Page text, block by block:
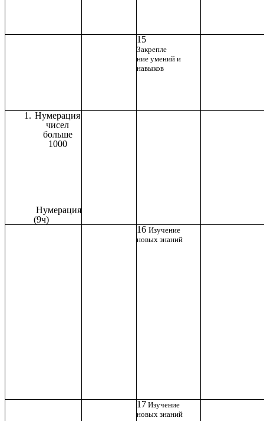
15
Закрепле
ние умений и
навыков
Нумерация
чисел
больше
1000
Нумерация
(9ч)
16 Изучение
новых знаний
17 Изучение
новых знаний